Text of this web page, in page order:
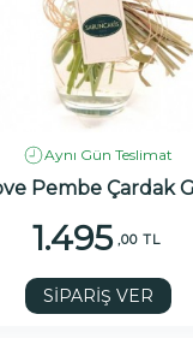
Aynı Gün Teslimat
Pembe Çardak
1.495 ,00 TL
SİPARİŞ VER